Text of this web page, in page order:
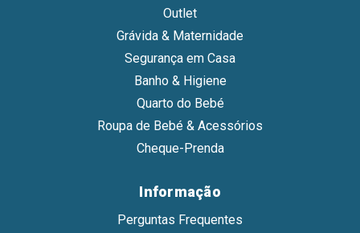
Outlet
Grávida & Maternidade
Segurança em Casa
Banho & Higiene
Quarto do Bebé
Roupa de Bebé & Acessórios
Cheque-Prenda
Informação
Perguntas Frequentes